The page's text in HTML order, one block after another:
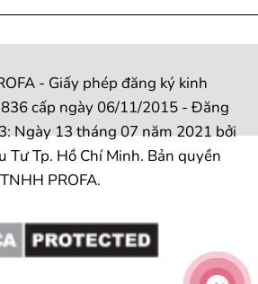
- Giấy phép đăng ký kinh
cấp ngày 06/11/2015 - Đăng
Ngày 13 tháng 07 năm 2021 bởi
Tư Tp. Hồ Chí Minh. Bản quyền
PROFA.